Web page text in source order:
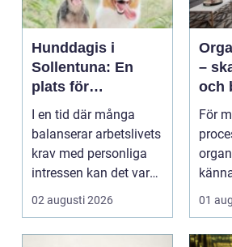
Hunddagis i
Sollentuna: En
plats för
välmående och
gemenskap
I en tid där många
balanserar arbetslivets
krav med personliga
intressen kan det vara
en ...
02 augusti 2026
–
och
För
01